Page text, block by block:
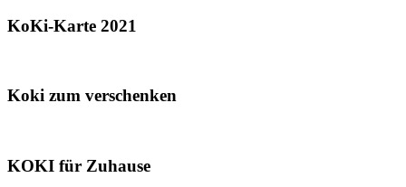
KoKi-Karte 2021
Koki zum verschenken
KOKI für Zuhause